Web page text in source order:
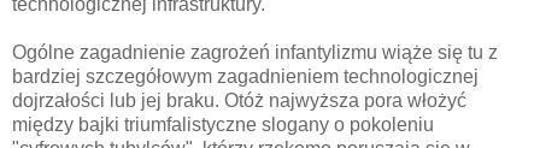
technologicznej infrastruktury.
Ogólne zagadnienie zagrożeń infantylizmu wiąże się tu z
bardziej szczegółowym zagadnieniem technologicznej
dojrzałości lub jej braku. Otóż najwyższa pora włożyć
między bajki triumfalistyczne slogany o pokoleniu